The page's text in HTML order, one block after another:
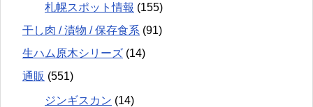
札幌スポット情報 (155)
干し肉 / 漬物 / 保存食系 (91)
生ハム原木シリーズ (14)
通販 (551)
ジンギスカン (14)